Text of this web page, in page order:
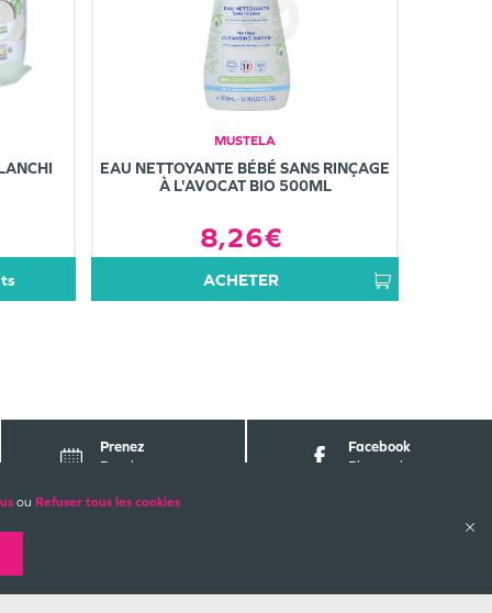
ou Refuser tous les cookies
MUSTELA
EAU NETTOYANTE BÉBÉ SANS RINÇAGE
À L'AVOCAT BIO 500ML
8,26€
ACHETER
Prenez
Rendez-vous
Facebook
Pharmabest